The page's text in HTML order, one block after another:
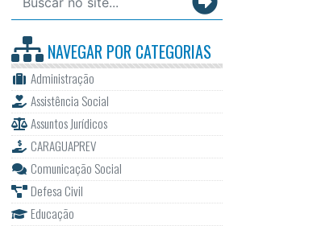
NAVEGAR PORCATEGORIAS
Administração
Assistência Social
Assuntos Jurídicos
CARAGUAPREV
Comunicação Social
Defesa Civil
Educação